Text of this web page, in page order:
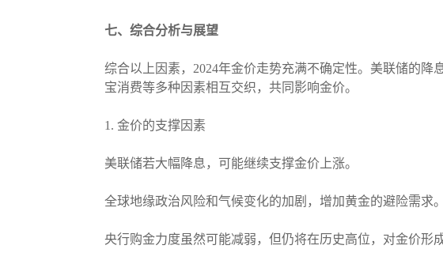
七、综合分析与展望
综合以上因素，2024年金价走势充满不确定性。美联储的
宝消费等多种因素相互交织，共同影响金价。
1. 金价的支撑因素
美联储若大幅降息，可能继续支撑金价上涨。
全球地缘政治风险和气候变化的加剧，增加黄金的避险需求。
央行购金力度虽然可能减弱，但仍将在历史高位，对金价形成